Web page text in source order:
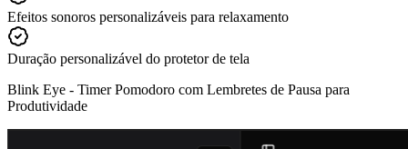
Efeitos sonoros personalizáveis para relaxamento
Duração personalizável do protetor de tela
Blink Eye - Timer Pomodoro com Lembretes de Pausa para
Produtividade